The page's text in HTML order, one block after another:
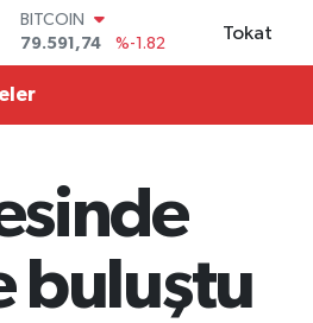
DOLAR
45,43620
%0.02
EURO
53,38690
6862,09000
%0.19
BİST100
14.598,00
%0
BITCOIN
79.591,74
Tokat
buluştu